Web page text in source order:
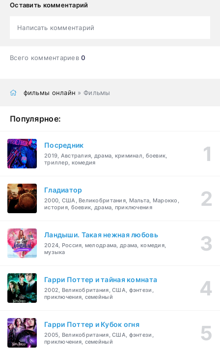
Оставить комментарий
Написать комментарий
Всего комментариев0
фильмы онлайн » Фильмы
Популярное:
Посредник
2019, Австралия, драма, криминал, боевик,
триллер, комедия
Гладиатор
2000, США, Великобритания, Мальта, Марокко,
история, боевик, драма, приключения
Ландыши. Такая нежная любовь
2024, Россия, мелодрама, драма, комедия,
музыка
Гарри Поттер и тайная комната
2002, Великобритания, США, фэнтези,
приключения, семейный
Гарри Поттер и Кубок огня
2005, Великобритания, США, фэнтези,
приключения, семейный